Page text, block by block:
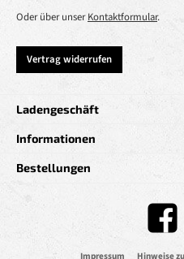
Oder über unserKontaktformular.
Vertrag widerrufen
Ladengeschäft
Informationen
Bestellungen
Facebook
Impressum Hinweise